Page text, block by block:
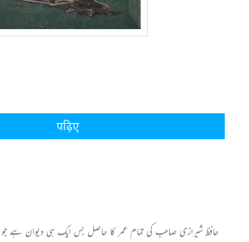
पढ़िए
حافظ شیرازی صاحب کی تمام عمر کا حاصل بس ایک ہی دیوان ہے